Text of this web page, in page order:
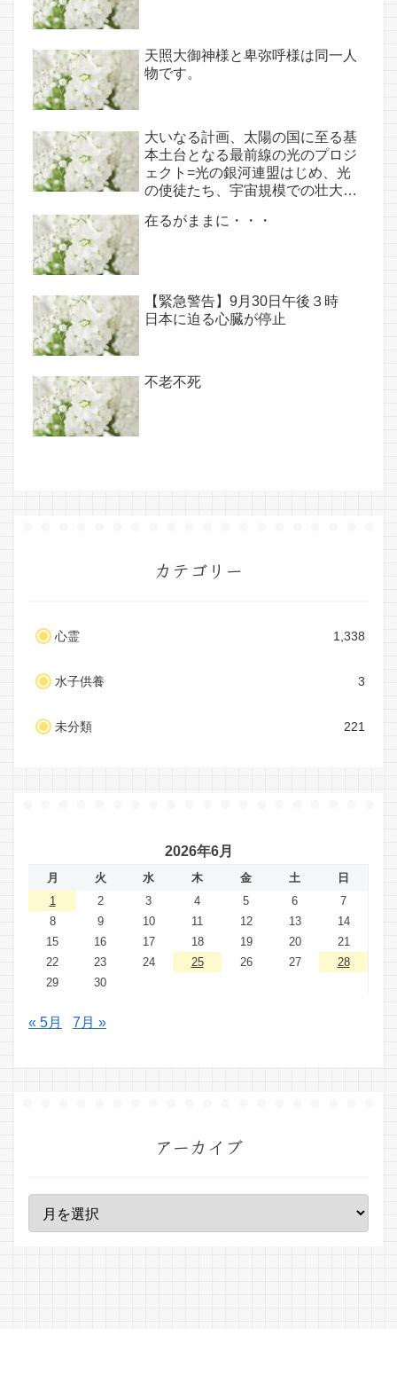
天照大御神様と卑弥呼様は同一人
物です。
大いなる計画、太陽の国に至る基
本土台となる最前線の光のプロジ
ェクト=光の銀河連盟はじめ、光
の使徒たち、宇宙規模での壮大な
(6/26・28追記あり）
在るがままに・・・
【緊急警告】9月30日午後３時
日本に迫る心臓が停止
不老不死
カテゴリー
心霊 1,338
水子供養 3
未分類 221
2026年6月
月 火 水 木 金 土
日
1
2 3 4 5 6
7
8
9 10 11 12 13
14
15
16 17 18 19 20
21
22
23 24 25 26 27
28
29
30
« 5月 7月 »
アーカイブ